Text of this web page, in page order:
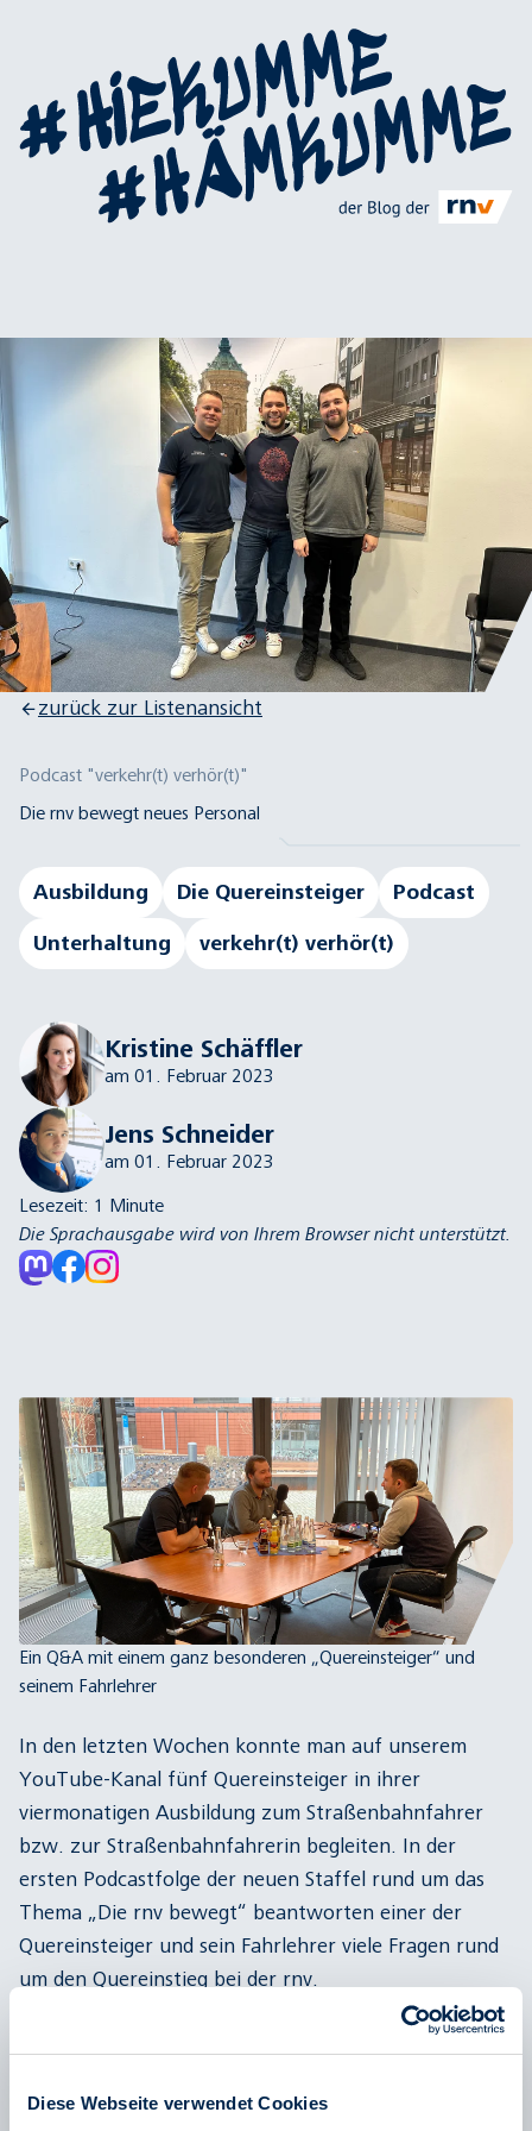
Diese Webseite verwendet Cookies
zurück zur Listenansicht
Podcast "verkehr(t) verhör(t)"
Die rnv bewegt neues Personal
Ausbildung Die Quereinsteiger Podcast
Unterhaltung verkehr(t) verhör(t)
Kristine Schäffler
am 01. Februar 2023
Jens Schneider
am 01. Februar 2023
Lesezeit: 1 Minute
Die Sprachausgabe wird von Ihrem Browser nicht unterstützt.
Ein Q&A mit einem ganz besonderen „Quereinsteiger“ und
seinem Fahrlehrer
In den letzten Wochen konnte man auf unserem
YouTube-Kanal fünf Quereinsteiger in ihrer
viermonatigen Ausbildung zum Straßenbahnfahrer
bzw. zur Straßenbahnfahrerin begleiten. In der
ersten Podcastfolge der neuen Staffel rund um das
Thema „Die rnv bewegt“ beantworten einer der
Quereinsteiger und sein Fahrlehrer viele Fragen rund
um den Quereinstieg bei der rnv.
Moderator Jens Schneider im Gespräch mit Timo
Serie „Die Quereinsteiger“, die Herausforderungen